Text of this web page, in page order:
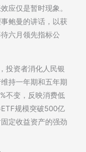
应仅是暂时现象。
鲍曼的讲话，以获
六月领先指标公
投资者消化人民银
持一年期和五年期
不变，反映消费低
规模突破500亿
定收益资产的强劲